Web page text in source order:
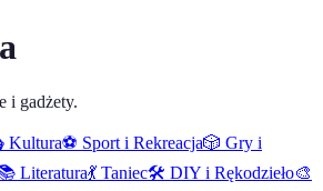
i gadżety.
Kultura⚽ Sport i Rekreacja🎲 Gry i
Literatura💃 Taniec🛠️ DIY i Rękodzieło🎨